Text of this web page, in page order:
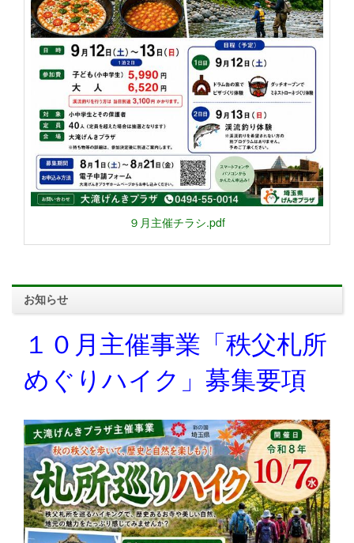
９月主催チラシ.pdf
お知らせ
１０月主催事業「秩父札所
めぐりハイク」募集要項